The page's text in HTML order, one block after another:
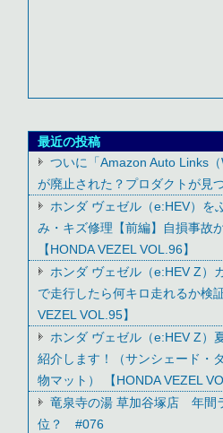
最近の投稿
ついに「Amazon Auto Links
が廃止された？プロダクトが見
ホンダ ヴェゼル（e:HEV）を
み・キズ修理【前編】自損事故
【HONDA VEZEL VOL.96】
ホンダ ヴェゼル（e:HEV Z）
で走行したら何キロ走れるか検
VEZEL VOL.95】
ホンダ ヴェゼル（e:HEV Z）
紹介します！（サンシェード・
物マット） 【HONDA VEZEL
竜泉寺の湯 草加谷塚店 年間
位？ #076